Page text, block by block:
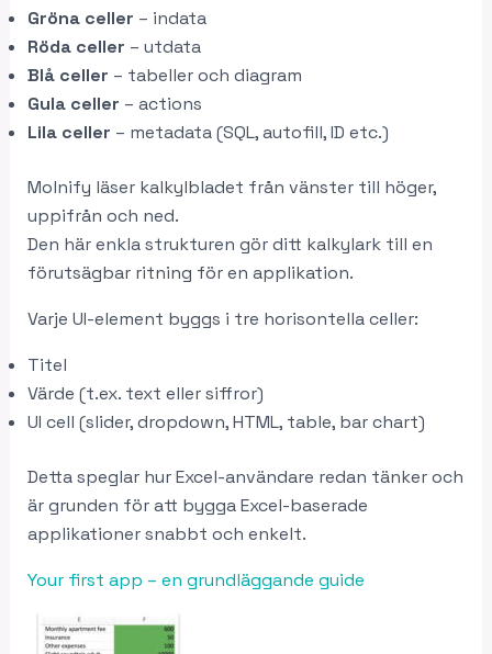
Gröna celler – indata
Röda celler – utdata
Blå celler – tabeller och diagram
Gula celler – actions
Lila celler – metadata (SQL, autofill, ID etc.)
Molnify läser kalkylbladet från vänster till höger,
uppifrån och ned.
Den här enkla strukturen gör ditt kalkylark till en
förutsägbar ritning för en applikation.
Varje UI-element byggs i tre horisontella celler:
Titel
Värde (t.ex. text eller siffror)
UI cell (slider, dropdown, HTML, table, bar chart)
Detta speglar hur Excel-användare redan tänker och
är grunden för att bygga Excel-baserade
applikationer snabbt och enkelt.
Your first app – en grundläggande guide